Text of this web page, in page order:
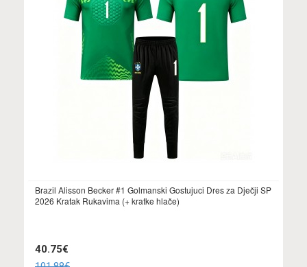
Brazil Alisson Becker #1 Golmanski Gostujuci Dres za Dječji SP
2026 Kratak Rukavima (+ kratke hlače)
40.75€